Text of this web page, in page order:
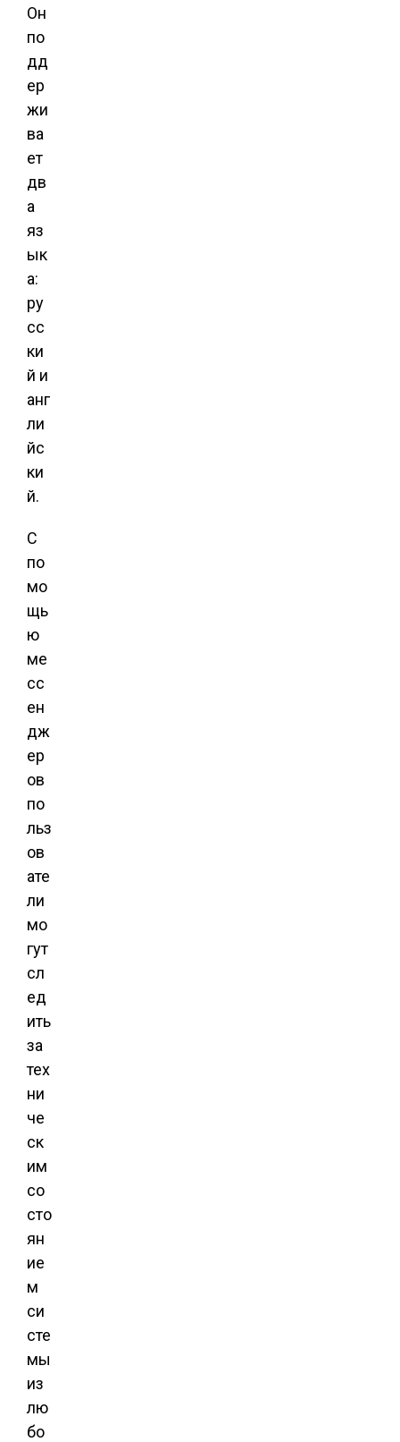
Он
по
дд
ер
жи
ва
ет
дв
а
яз
ык
а:
ру
сс
ки
й и
анг
ли
йс
ки
й.
С
по
мо
щь
ю
ме
сс
ен
дж
ер
ов
по
льз
ов
ате
ли
мо
гут
сл
ед
ить
за
тех
ни
че
ск
им
со
сто
ян
ие
м
си
сте
мы
из
лю
бо